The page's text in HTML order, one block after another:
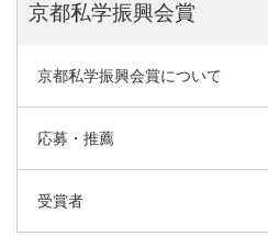
京都私学振興会賞
京都私学振興会賞について
応募・推薦
受賞者